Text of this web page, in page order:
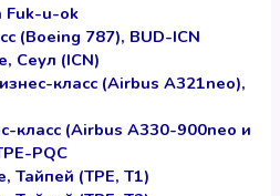
Fuk-u-ok
(Boeing 787), BUD-ICN
Сеул (ICN)
класс (Airbus A321neo),
класс (Airbus A330-900neo и
PQC
Тайпей (TPE, T1)